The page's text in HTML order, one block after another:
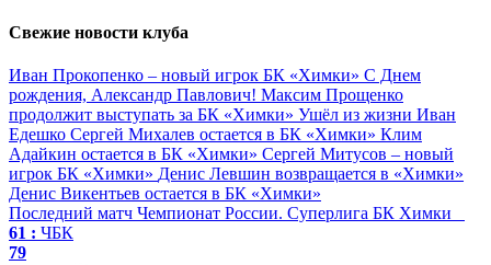
Свежие новости клуба
Иван Прокопенко – новый игрок БК «Химки» С Днем
рождения, Александр Павлович! Максим Прощенко
продолжит выступать за БК «Химки» Ушёл из жизни Иван
Едешко Сергей Михалев остается в БК «Химки» Клим
Адайкин остается в БК «Химки» Сергей Митусов – новый
игрок БК «Химки» Денис Левшин возвращается в «Химки»
Денис Викентьев остается в БК «Химки»
Последний матч Чемпионат России. Суперлига БК Химки
61 : ЧБК
79